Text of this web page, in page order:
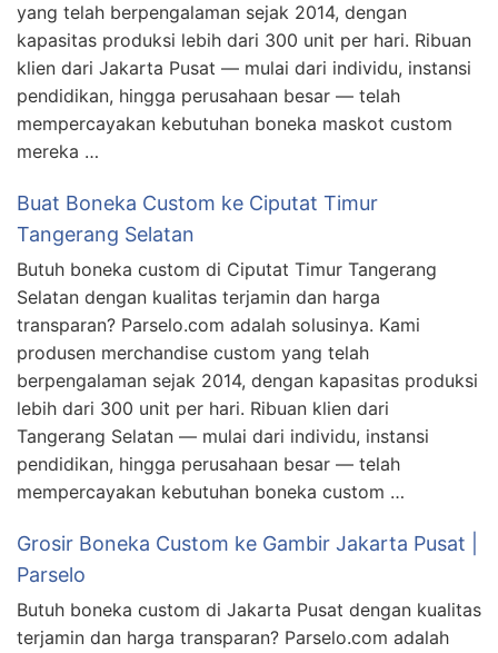
yang telah berpengalaman sejak 2014, dengan
kapasitas produksi lebih dari 300 unit per hari. Ribuan
klien dari Jakarta Pusat — mulai dari individu, instansi
pendidikan, hingga perusahaan besar — telah
mempercayakan kebutuhan boneka maskot custom
mereka …
Buat Boneka Custom ke Ciputat Timur
Tangerang Selatan
Butuh boneka custom di Ciputat Timur Tangerang
Selatan dengan kualitas terjamin dan harga
transparan? Parselo.com adalah solusinya. Kami
produsen merchandise custom yang telah
berpengalaman sejak 2014, dengan kapasitas produksi
lebih dari 300 unit per hari. Ribuan klien dari
Tangerang Selatan — mulai dari individu, instansi
pendidikan, hingga perusahaan besar — telah
mempercayakan kebutuhan boneka custom …
Grosir Boneka Custom ke Gambir Jakarta Pusat |
Parselo
Butuh boneka custom di Jakarta Pusat dengan kualitas
terjamin dan harga transparan? Parselo.com adalah